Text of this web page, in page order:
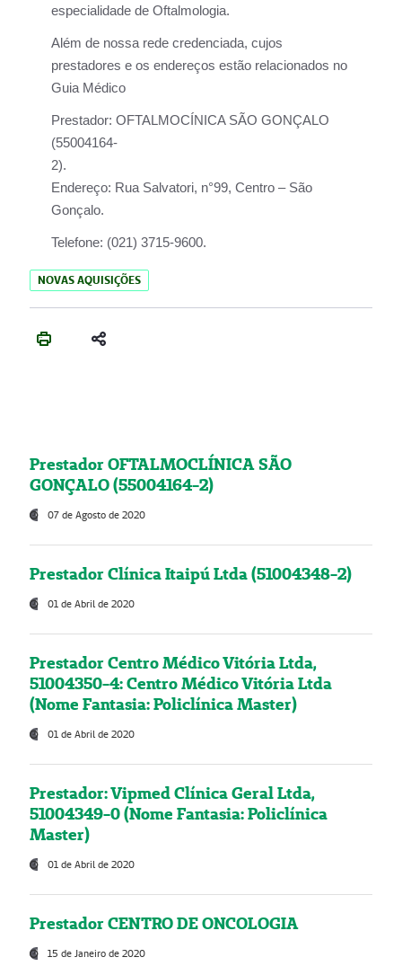
especialidade de Oftalmologia.
Além de nossa rede credenciada, cujos
prestadores e os endereços estão relacionados no
Guia Médico
Prestador: OFTALMOCÍNICA SÃO GONÇALO
(55004164-
2).
Endereço: Rua Salvatori, n°99, Centro – São
Gonçalo.
Telefone: (021) 3715-9600.
NOVAS AQUISIÇÕES
Prestador OFTALMOCLÍNICA SÃO
GONÇALO (55004164-2)
07 de Agosto de 2020
Prestador Clínica Itaipú Ltda (51004348-2)
01 de Abril de 2020
Prestador Centro Médico Vitória Ltda,
51004350-4: Centro Médico Vitória Ltda
(Nome Fantasia: Policlínica Master)
01 de Abril de 2020
Prestador: Vipmed Clínica Geral Ltda,
51004349-0 (Nome Fantasia: Policlínica
Master)
01 de Abril de 2020
Prestador CENTRO DE ONCOLOGIA
15 de Janeiro de 2020